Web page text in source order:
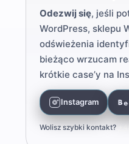
Odezwij się, jeśli
WordPress, sklepu
odświeżenia
bieżąco wrzucam
krótkie case’y na
Instagram
Wolisz szybki kontakt?